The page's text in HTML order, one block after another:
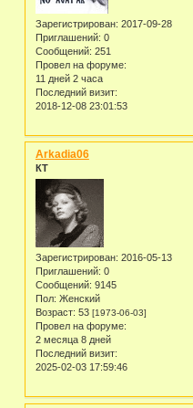
Зарегистрирован: 2017-09-28
Приглашений: 0
Сообщений: 251
Провел на форуме:
11 дней 2 часа
Последний визит:
2018-12-08 23:01:53
Arkadia06
КТ
Зарегистрирован: 2016-05-13
Приглашений: 0
Сообщений: 9145
Пол: Женский
Возраст: 53 [1973-06-03]
Провел на форуме:
2 месяца 8 дней
Последний визит:
2025-02-03 17:59:46